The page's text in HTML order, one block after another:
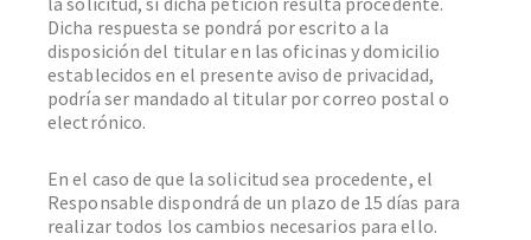
Dicha respuesta se pondrá por escrito a la
disposición del titular en las oficinas y domicilio
establecidos en el presente aviso de privacidad,
podría ser mandado al titular por correo postal o
electrónico.
En el caso de que la solicitud sea procedente, el
Responsable dispondrá de un plazo de 15 días para
realizar todos los cambios necesarios para ello.